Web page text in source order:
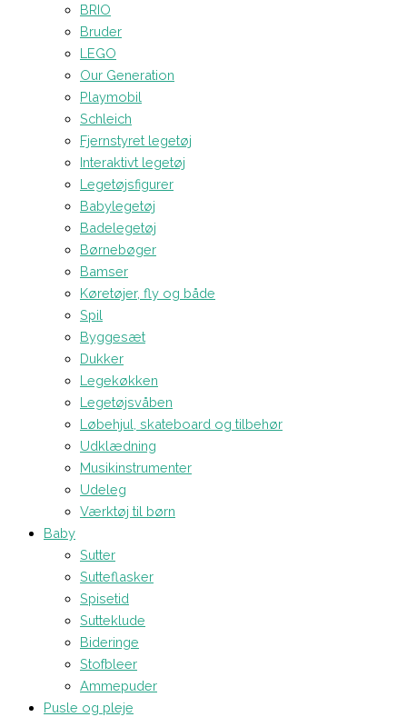
BRIO
Bruder
LEGO
Our Generation
Playmobil
Schleich
Fjernstyret legetøj
Interaktivt legetøj
Legetøjsfigurer
Babylegetøj
Badelegetøj
Børnebøger
Bamser
Køretøjer, fly og både
Spil
Byggesæt
Dukker
Legekøkken
Legetøjsvåben
Løbehjul, skateboard og tilbehør
Udklædning
Musikinstrumenter
Udeleg
Værktøj til børn
Baby
Sutter
Sutteflasker
Spisetid
Sutteklude
Bideringe
Stofbleer
Ammepuder
Pusle og pleje